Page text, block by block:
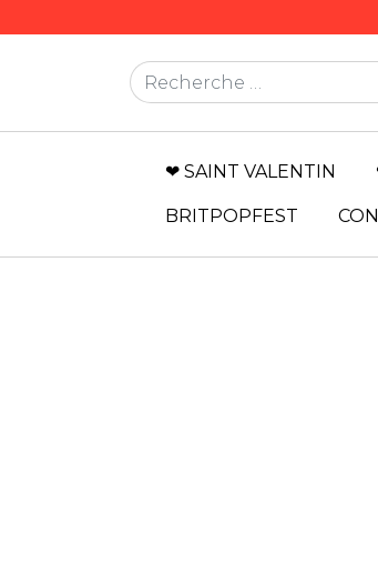
Rechercher
❤ SAINT VALENTIN
BRITPOPFEST